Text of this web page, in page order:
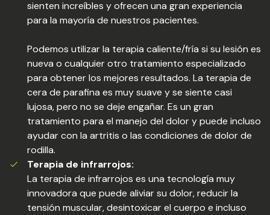
sienten increíbles y ofrecen una gran experiencia
para la mayoría de nuestros pacientes.
Podemos utilizar la terapia caliente/fría si su lesión es
nueva o cualquier otro tratamiento especializado
para obtener los mejores resultados. La terapia de
cera de parafina es muy suave y se siente casi
lujosa, pero no se deje engañar. Es un gran
tratamiento para el manejo del dolor y puede incluso
ayudar con la artritis o las condiciones de dolor de
rodilla.
Terapia de infrarrojos:
La terapia de infrarrojos es una tecnología muy
innovadora que puede aliviar su dolor, reducir la
tensión muscular, desintoxicar el cuerpo e incluso